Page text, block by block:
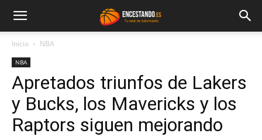
Inicio NBA
NBA
Apretados triunfos de Lakers
y Bucks, los Mavericks y los
Raptors siguen mejorando